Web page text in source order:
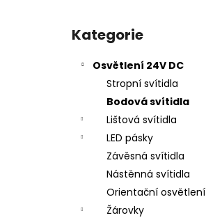
kategorie
Kategorie
Osvětlení 24V DC
Stropní svítidla
Bodová svítidla
Lištová svítidla
LED pásky
Závěsná svítidla
Nástěnná svítidla
Orientační osvětlení
Žárovky